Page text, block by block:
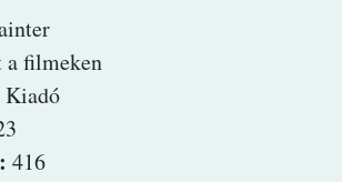
a filmeken
Kiadó
416